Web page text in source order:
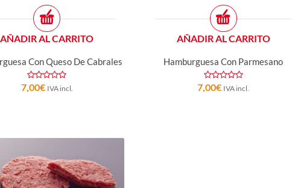
AÑADIR AL CARRITO
Con Queso De Cabrales
7,00€ IVA incl.
AÑADIR AL CARRITO
Hamburguesa Con Parmesano
7,00€ IVA incl.